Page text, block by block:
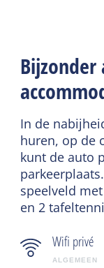
Bijzonder
In de
huren, op de
kunt de auto
speelveld
en 2
Wifi privé
ALGEMEEN